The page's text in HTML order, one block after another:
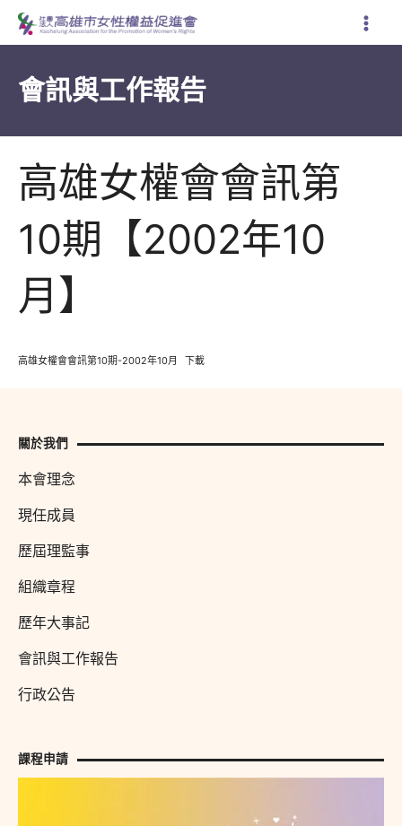
主
會訊與工作報告
關於我們
本會理念
現任成員
歷屆理監事
組織章程
歷年大事記
會訊與工作報告
行政公告
課程申請
高雄女權會會訊第
10期【2002年10
月】
高雄女權會會訊第10期-2002年10月 下載